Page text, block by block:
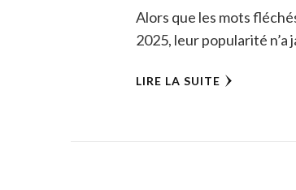
Alors que les mots
2025, leur popularité n’a
LIRE LA SUITE